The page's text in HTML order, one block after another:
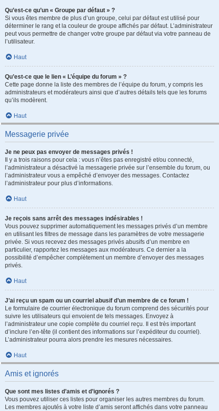
Qu’est-ce qu’un « Groupe par défaut » ?
Si vous êtes membre de plus d’un groupe, celui par défaut est utilisé pour
déterminer le rang et la couleur de groupe affichés par défaut. L’administrateur
peut vous permettre de changer votre groupe par défaut via votre panneau de
l’utilisateur.
Haut
Qu’est-ce que le lien « L’équipe du forum » ?
Cette page donne la liste des membres de l’équipe du forum, y compris les
administrateurs et modérateurs ainsi que d’autres détails tels que les forums
qu’ils modèrent.
Haut
Messagerie privée
Je ne peux pas envoyer de messages privés !
Il y a trois raisons pour cela : vous n’êtes pas enregistré et/ou connecté,
l’administrateur a désactivé la messagerie privée sur l’ensemble du forum, ou
l’administrateur vous a empêché d’envoyer des messages. Contactez
l’administrateur pour plus d’informations.
Haut
Je reçois sans arrêt des messages indésirables !
Vous pouvez supprimer automatiquement les messages privés d’un membre
en utilisant les filtres de message dans les paramètres de votre messagerie
privée. Si vous recevez des messages privés abusifs d’un membre en
particulier, rapportez les messages aux modérateurs. Ce dernier a la
possibilité d’empêcher complètement un membre d’envoyer des messages
privés.
Haut
J’ai reçu un spam ou un courriel abusif d’un membre de ce forum !
Le formulaire de courrier électronique du forum comprend des sécurités pour
suivre les utilisateurs qui envoient de tels messages. Envoyez à
l’administrateur une copie complète du courriel reçu. Il est très important
d’inclure l’en-tête (il contient des informations sur l’expéditeur du courriel).
L’administrateur pourra alors prendre les mesures nécessaires.
Haut
Amis et ignorés
Que sont mes listes d’amis et d’ignorés ?
Vous pouvez utiliser ces listes pour organiser les autres membres du forum.
Les membres ajoutés à votre liste d’amis seront affichés dans votre panneau